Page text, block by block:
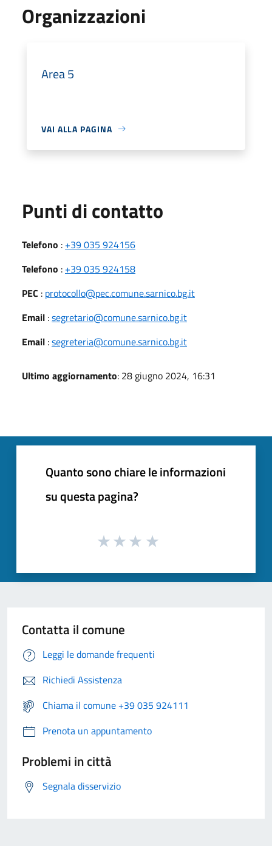
Organizzazioni
Area 5
VAI ALLA PAGINA
Punti di contatto
Telefono : +39 035 924156
Telefono : +39 035 924158
PEC : protocollo@pec.comune.sarnico.bg.it
Email :segretario@comune.sarnico.bg.it
Email :segreteria@comune.sarnico.bg.it
Ultimo aggiornamento: 28 giugno 2024, 16:31
Quanto sono chiare le informazioni
su questa pagina?
Contatta il comune
Leggi le domande frequenti
Richiedi Assistenza
Chiama il comune +39 035 924111
Prenota un appuntamento
Problemi in città
Segnala disservizio